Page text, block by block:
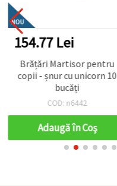
NOU
154.77 Lei
Brățări Martisor pentru
copii - șnur cu unicorn 10
bucăți
COD: n6442
Adaugă în Coş